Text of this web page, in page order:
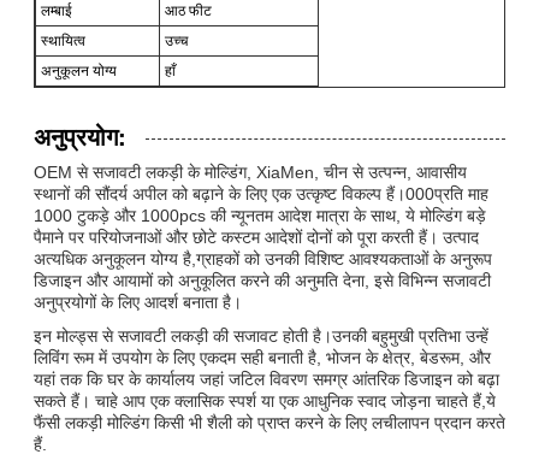
लम्बाई
आठ फीट
स्थायित्व
उच्च
अनुकूलन योग्य
हाँ
अनुप्रयोग:
OEM से सजावटी लकड़ी के मोल्डिंग, XiaMen, चीन से उत्पन्न, आवासीय
स्थानों की सौंदर्य अपील को बढ़ाने के लिए एक उत्कृष्ट विकल्प हैं।000प्रति माह
1000 टुकड़े और 1000pcs की न्यूनतम आदेश मात्रा के साथ, ये मोल्डिंग बड़े
पैमाने पर परियोजनाओं और छोटे कस्टम आदेशों दोनों को पूरा करती हैं। उत्पाद
अत्यधिक अनुकूलन योग्य है,ग्राहकों को उनकी विशिष्ट आवश्यकताओं के अनुरूप
डिजाइन और आयामों को अनुकूलित करने की अनुमति देना, इसे विभिन्न सजावटी
अनुप्रयोगों के लिए आदर्श बनाता है।
इन मोल्ड्स से सजावटी लकड़ी की सजावट होती है।उनकी बहुमुखी प्रतिभा उन्हें
लिविंग रूम में उपयोग के लिए एकदम सही बनाती है, भोजन के क्षेत्र, बेडरूम, और
यहां तक कि घर के कार्यालय जहां जटिल विवरण समग्र आंतरिक डिजाइन को बढ़ा
सकते हैं। चाहे आप एक क्लासिक स्पर्श या एक आधुनिक स्वाद जोड़ना चाहते हैं,ये
फैंसी लकड़ी मोल्डिंग किसी भी शैली को प्राप्त करने के लिए लचीलापन प्रदान करते
हैं.